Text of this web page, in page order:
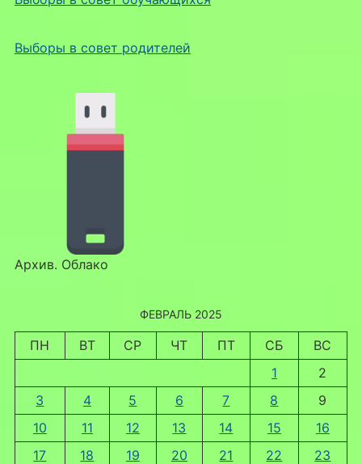
Выборы в совет родителей
Архив. Облако
ФЕВРАЛЬ 2025
ПН ВТ СР ЧТ ПТ СБ
ВС
1
2
3
4 5 6 7 8
9
10
11 12 13 14 15
16
17
18 19 20 21 22
23